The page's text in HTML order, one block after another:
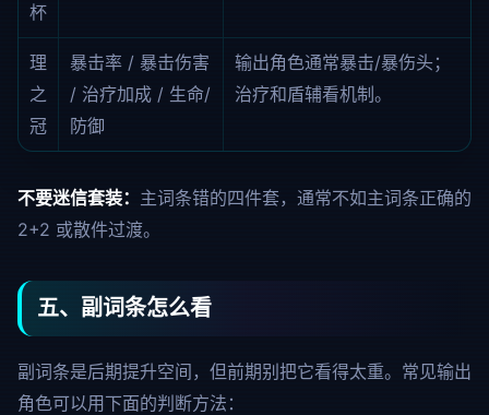
杯
理
之
冠
暴击率 / 暴击伤害
/ 治疗加成 / 生命/
防御
输出角色通常暴击/暴伤头；
治疗和盾辅看机制。
不要迷信套装： 主词条错的四件套，通常不如主词条正确的
2+2 或散件过渡。
五、副词条怎么看
副词条是后期提升空间，但前期别把它看得太重。常见输出
角色可以用下面的判断方法：